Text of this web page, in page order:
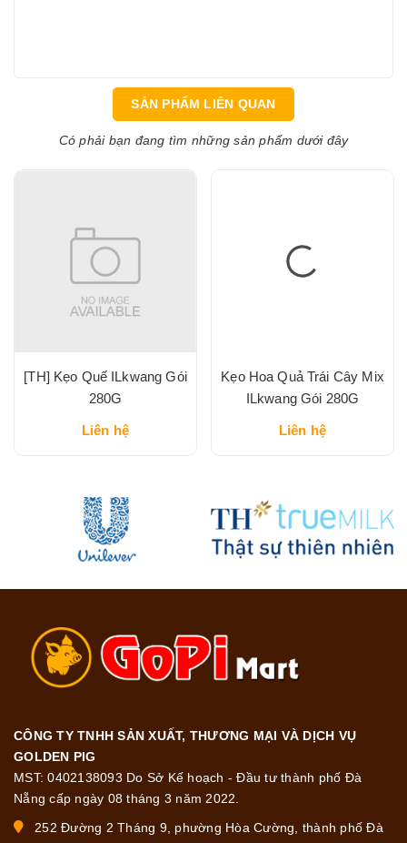
SẢN PHẨM LIÊN QUAN
Có phải bạn đang tìm những sản phẩm dưới đây
[TH] Kẹo Quế ILkwang Gói
280G
Liên hệ
Kẹo Hoa Quả Trái Cây Mix
ILkwang Gói 280G
Liên hệ
CÔNG TY TNHH SẢN XUẤT, THƯƠNG MẠI VÀ DỊCH VỤ
GOLDEN PIG
MST: 0402138093 Do Sở Kế hoạch - Đầu tư thành phố Đà
Nẵng cấp ngày 08 tháng 3 năm 2022.
252 Đường 2 Tháng 9, phường Hòa Cường, thành phố Đà